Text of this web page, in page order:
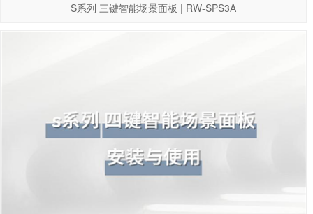
S系列 三键智能场景面板 | RW-SPS3A